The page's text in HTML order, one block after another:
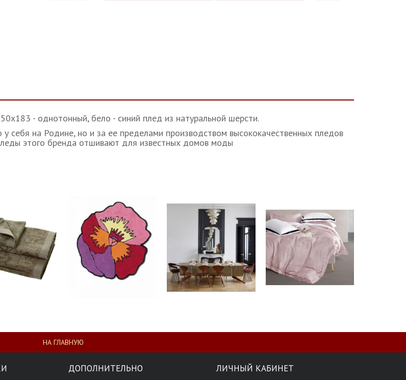
- однотонный, бело - синий плед из натуральной шерсти.
себя на Родине, но и за ее пределами производством высококачественных пледов
этого бренда отшивают для известных домов моды
НА ГЛАВНУЮ
ДОПОЛНИТЕЛЬНО ЛИЧНЫЙ КАБИНЕТ